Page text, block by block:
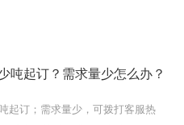
吨起订？需求量少怎么办？
起订；需求量少，可拨打客服热